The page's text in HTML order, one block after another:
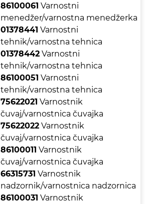
86100061 Varnostni
menedžer/varnostna menedžerka
01378441 Varnostni
tehnik/varnostna tehnica
01378442 Varnostni
tehnik/varnostna tehnica
86100051 Varnostni
tehnik/varnostna tehnica
75622021 Varnostnik
čuvaj/varnostnica čuvajka
75622022 Varnostnik
čuvaj/varnostnica čuvajka
86100011 Varnostnik
čuvaj/varnostnica čuvajka
66315731 Varnostnik
nadzornik/varnostnica nadzornica
86100031 Varnostnik